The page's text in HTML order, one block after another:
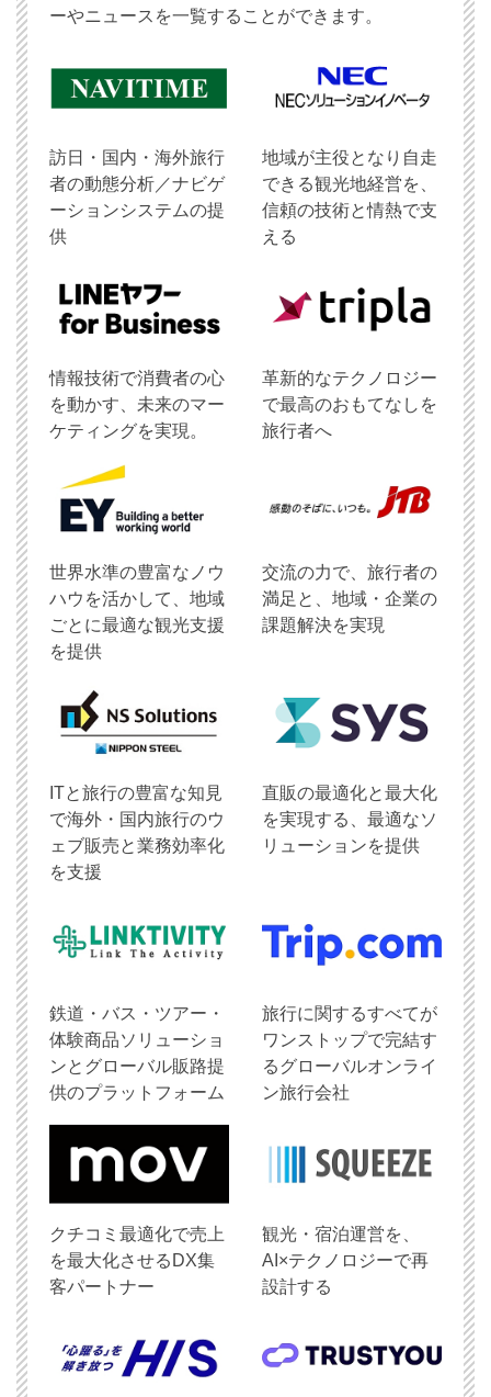
ーやニュースを一覧することができます。
訪日・国内・海外旅行
者の動態分析／ナビゲ
ーションシステムの提
供
地域が主役となり自走
できる観光地経営を、
信頼の技術と情熱で支
える
情報技術で消費者の心
を動かす、未来のマー
ケティングを実現。
革新的なテクノロジー
で最高のおもてなしを
旅行者へ
世界水準の豊富なノウ
ハウを活かして、地域
ごとに最適な観光支援
を提供
交流の力で、旅行者の
満足と、地域・企業の
課題解決を実現
ITと旅行の豊富な知見
で海外・国内旅行のウ
ェブ販売と業務効率化
を支援
直販の最適化と最大化
を実現する、最適なソ
リューションを提供
鉄道・バス・ツアー・
体験商品ソリューショ
ンとグローバル販路提
供のプラットフォーム
旅行に関するすべてが
ワンストップで完結す
るグローバルオンライ
ン旅行会社
クチコミ最適化で売上
を最大化させるDX集
客パートナー
観光・宿泊運営を、
AI×テクノロジーで再
設計する